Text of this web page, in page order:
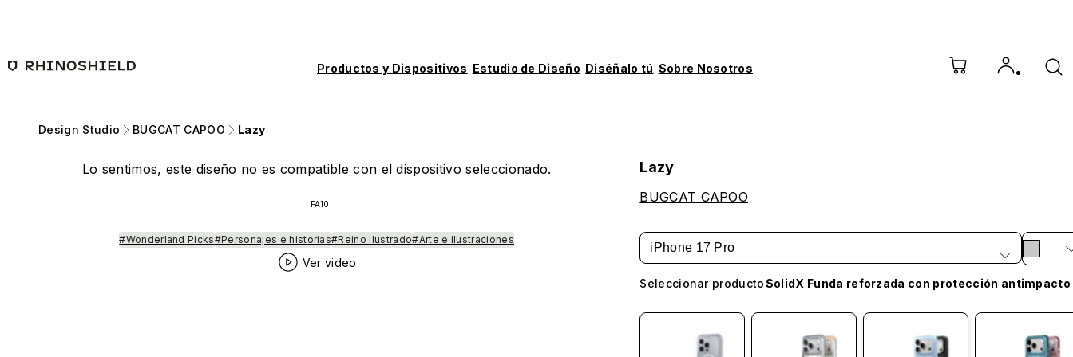
Productos y Dispositivos Estudio de Diseño Diséñalo tú Sobre Nosotros
Design Studio BUGCAT CAPOO Lazy
Lo sentimos, este diseño no es compatible con el dispositivo seleccionado.
FA10
#Wonderland Picks#Personajes e historias#Reino ilustrado#Arte e ilustraciones
Ver video
Lazy
BUGCAT CAPOO
iPhone 17 Pro
Seleccionar productoSolidX Funda reforzada con protección antimpacto